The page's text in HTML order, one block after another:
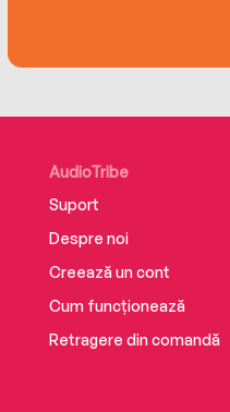
AudioTribe
Suport
Despre noi
Creează un cont
Cum funcționează
Retragere din comandă